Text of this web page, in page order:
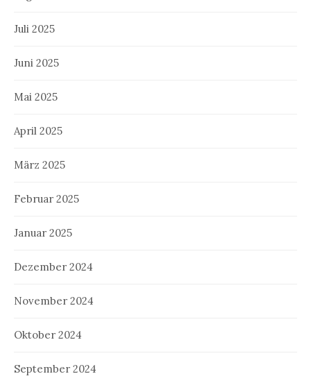
Juli 2025
Juni 2025
Mai 2025
April 2025
März 2025
Februar 2025
Januar 2025
Dezember 2024
November 2024
Oktober 2024
September 2024